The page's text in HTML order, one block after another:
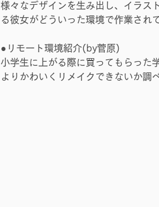
様々なデザインを生み出し、イラス
る彼女がどういった環境で作業され
●リモート環境紹介(by菅原)
小学生に上がる際に買ってもらった
よりかわいくリメイクできないか調